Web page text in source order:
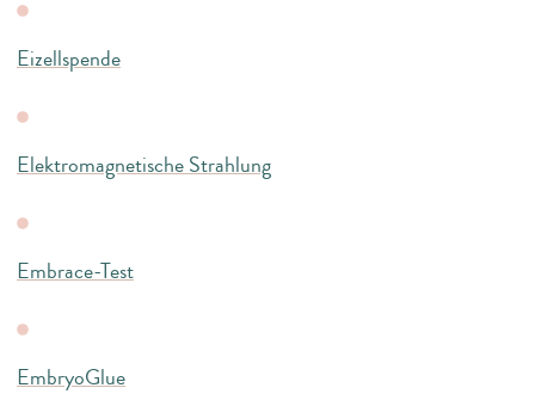
Eizellspende
Elektromagnetische Strahlung
Embrace-Test
EmbryoGlue